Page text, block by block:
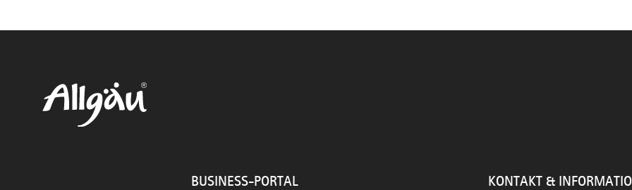
BUSINESS-PORTAL KONTAKT &